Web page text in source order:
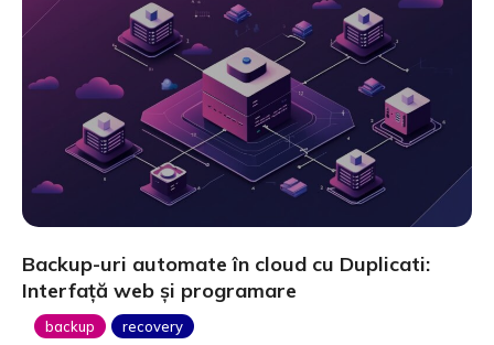
Backup-uri automate în cloud cu Duplicati:
Interfață web și programare
backup recovery